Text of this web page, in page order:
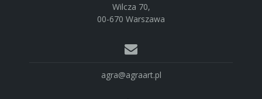
Wilcza 70,
00-670 Warszawa
agra@agraart.pl